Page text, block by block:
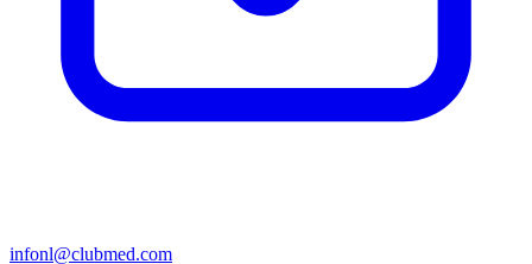
infonl@clubmed.com